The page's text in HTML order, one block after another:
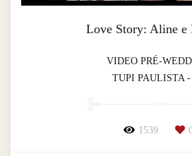
Love Story: Aline e
VIDEO PRÉ-
TUPI PAULISTA -
1539